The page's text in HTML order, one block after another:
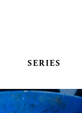
SERIES